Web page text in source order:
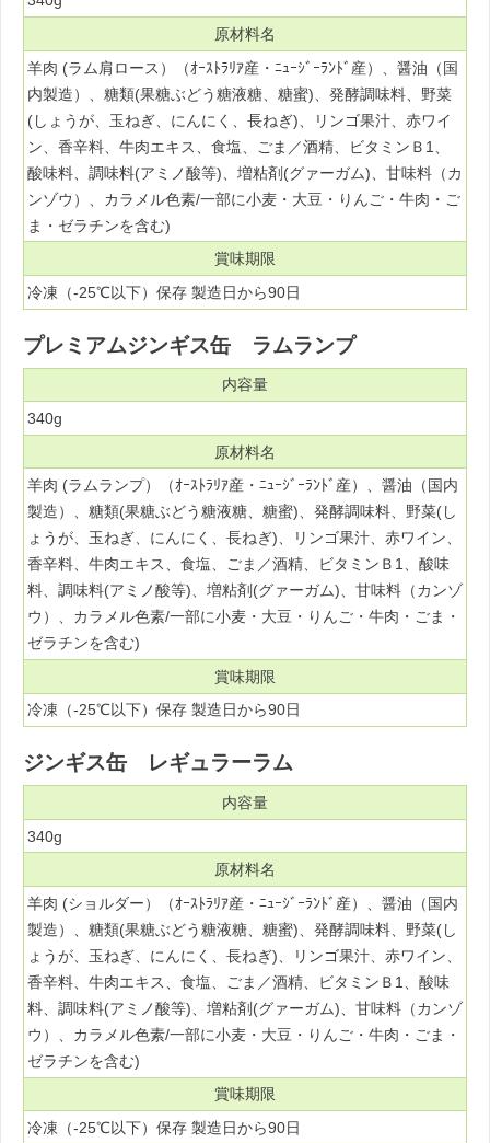
原材料名
羊肉 (ラム肩ロース）（ｵｰｽﾄﾗﾘｱ産・ﾆｭｰｼﾞｰﾗﾝﾄﾞ産）、醤油（国
内製造）、糖類(果糖ぶどう糖液糖、糖蜜)、発酵調味料、野菜
(しょうが、玉ねぎ、にんにく、長ねぎ)、リンゴ果汁、赤ワイ
ン、香辛料、牛肉エキス、食塩、ごま／酒精、ビタミンＢ1、
酸味料、調味料(アミノ酸等)、増粘剤(グァーガム)、甘味料（カ
ンゾウ）、カラメル色素/一部に小麦・大豆・りんご・牛肉・ご
ま・ゼラチンを含む)
賞味期限
冷凍（-25℃以下）保存 製造日から90日
プレミアムジンギス缶 ラムランプ
内容量
340g
原材料名
羊肉 (ラムランプ）（ｵｰｽﾄﾗﾘｱ産・ﾆｭｰｼﾞｰﾗﾝﾄﾞ産）、醤油（国内
製造）、糖類(果糖ぶどう糖液糖、糖蜜)、発酵調味料、野菜(し
ょうが、玉ねぎ、にんにく、長ねぎ)、リンゴ果汁、赤ワイン、
香辛料、牛肉エキス、食塩、ごま／酒精、ビタミンＢ1、酸味
料、調味料(アミノ酸等)、増粘剤(グァーガム)、甘味料（カンゾ
ウ）、カラメル色素/一部に小麦・大豆・りんご・牛肉・ごま・
ゼラチンを含む)
賞味期限
冷凍（-25℃以下）保存 製造日から90日
ジンギス缶 レギュラーラム
内容量
340g
原材料名
羊肉 (ショルダー）（ｵｰｽﾄﾗﾘｱ産・ﾆｭｰｼﾞｰﾗﾝﾄﾞ産）、醤油（国内
製造）、糖類(果糖ぶどう糖液糖、糖蜜)、発酵調味料、野菜(し
ょうが、玉ねぎ、にんにく、長ねぎ)、リンゴ果汁、赤ワイン、
香辛料、牛肉エキス、食塩、ごま／酒精、ビタミンＢ1、酸味
料、調味料(アミノ酸等)、増粘剤(グァーガム)、甘味料（カンゾ
ウ）、カラメル色素/一部に小麦・大豆・りんご・牛肉・ごま・
ゼラチンを含む)
賞味期限
冷凍（-25℃以下）保存 製造日から90日